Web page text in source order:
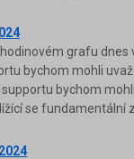
grafu
bychom mohli
bychom
se fundamentální